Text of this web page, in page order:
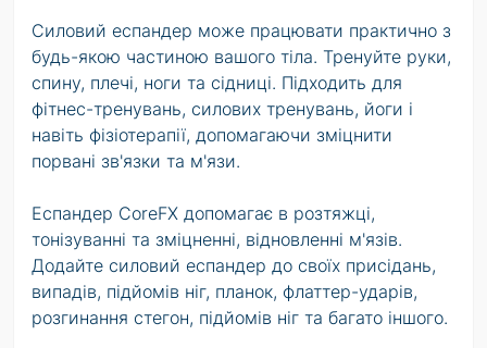
Силовий еспандер може працювати практично з
будь-якою частиною вашого тіла. Тренуйте руки,
спину, плечі, ноги та сідниці. Підходить для
фітнес-тренувань, силових тренувань, йоги і
навіть фізіотерапії, допомагаючи зміцнити
порвані зв'язки та м'язи.
Еспандер CoreFX допомагає в розтяжці,
тонізуванні та зміцненні, відновленні м'язів.
Додайте силовий еспандер до своїх присідань,
випадів, підйомів ніг, планок, флаттер-ударів,
розгинання стегон, підйомів ніг та багато іншого.